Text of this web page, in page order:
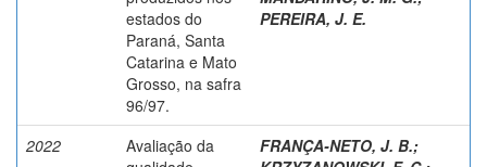
estados do
Paraná, Santa
Catarina e Mato
Grosso, na safra
96/97.
PEREIRA, J. E.
2022
Avaliação da
FRANÇA-NETO, J. B.;